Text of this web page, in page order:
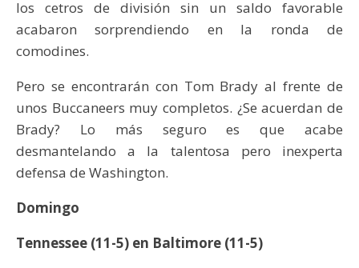
los cetros de división sin un saldo favorable
acabaron sorprendiendo en la ronda de
comodines.
Pero se encontrarán con Tom Brady al frente de
unos Buccaneers muy completos. ¿Se acuerdan de
Brady? Lo más seguro es que acabe
desmantelando a la talentosa pero inexperta
defensa de Washington.
Domingo
Tennessee (11-5) en Baltimore (11-5)